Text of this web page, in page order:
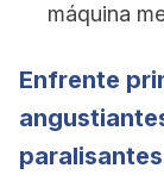
máquina
Enfrente